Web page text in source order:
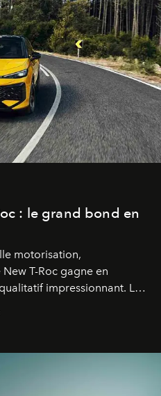
: le grand bond en
motorisation,
T-Roc gagne en
impressionnant. Le
Et le pari semble